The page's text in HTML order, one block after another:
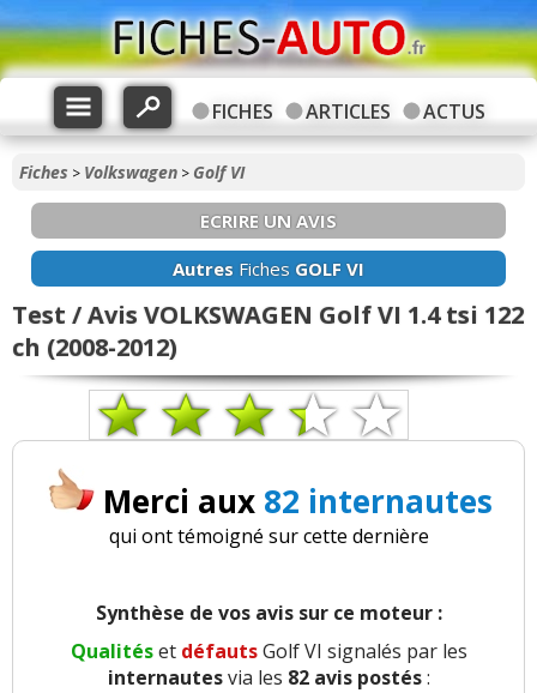
FICHES ARTICLES ACTUS
Fiches > Volkswagen > Golf VI
ECRIRE UN AVIS
Autres Fiches GOLF VI
Test / Avis VOLKSWAGEN Golf VI 1.4 tsi 122
ch (2008-2012)
Merci aux 82 internautes
qui ont témoigné sur cette dernière
Synthèse de vos avis sur ce moteur :
Qualitéset défautsGolf VI signalés par les
internautesvia les 82 avis postés: